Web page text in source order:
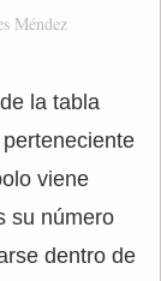
Méndez
la tabla
viene
su número
dentro de